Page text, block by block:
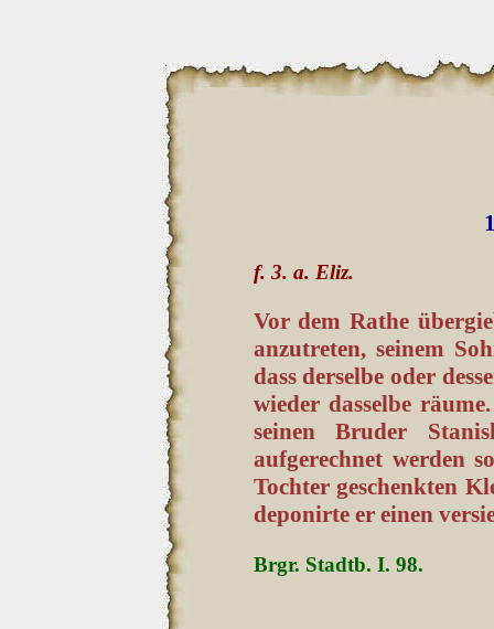
f. 3. a. Eliz.
Vor dem Rathe
anzutreten, seinem
dass derselbe oder
wieder dasselbe
seinen Bruder
aufgerechnet werden
Tochter geschenkten
deponirte er einen
Brgr. Stadtb. I. 98.